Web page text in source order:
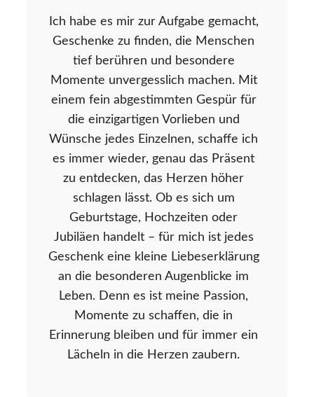
Ich habe es mir zur Aufgabe gemacht,
Geschenke zu finden, die Menschen
tief berühren und besondere
Momente unvergesslich machen. Mit
einem fein abgestimmten Gespür für
die einzigartigen Vorlieben und
Wünsche jedes Einzelnen, schaffe ich
es immer wieder, genau das Präsent
zu entdecken, das Herzen höher
schlagen lässt. Ob es sich um
Geburtstage, Hochzeiten oder
Jubiläen handelt – für mich ist jedes
Geschenk eine kleine Liebeserklärung
an die besonderen Augenblicke im
Leben. Denn es ist meine Passion,
Momente zu schaffen, die in
Erinnerung bleiben und für immer ein
Lächeln in die Herzen zaubern.